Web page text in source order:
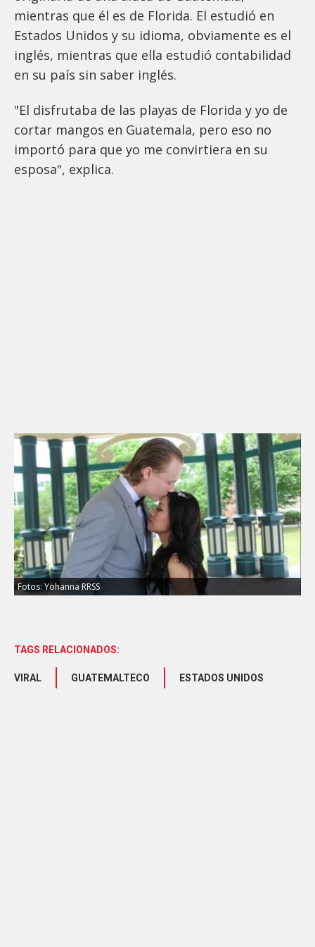
mientras que él es de Florida. El estudió en
Estados Unidos y su idioma, obviamente es el
inglés, mientras que ella estudió contabilidad
en su país sin saber inglés.
"El disfrutaba de las playas de Florida y yo de
cortar mangos en Guatemala, pero eso no
importó para que yo me convirtiera en su
esposa", explica.
Fotos: Yohanna RRSS
TAGS RELACIONADOS:
VIRAL GUATEMALTECO ESTADOS UNIDOS